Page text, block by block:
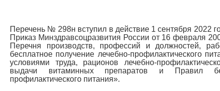
Перечень № 298н вступил в действие 1 сентября 2022
Приказ Минздравсоцразвития России от 16 февраля
Перечня производств, профессий и должностей,
бесплатное получение лечебно-профилактического
условиями труда, рационов лечебно-
выдачи витаминных препаратов и Правил
профилактического питания».